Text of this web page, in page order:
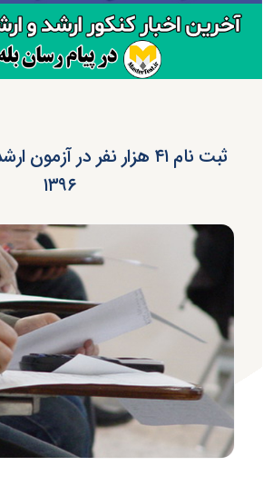
ثبت نام ۴۱ هزار نفر در
۱۳۹۶